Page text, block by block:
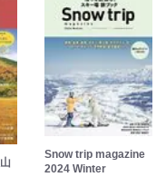
Snow trip magazine
2024 Winter